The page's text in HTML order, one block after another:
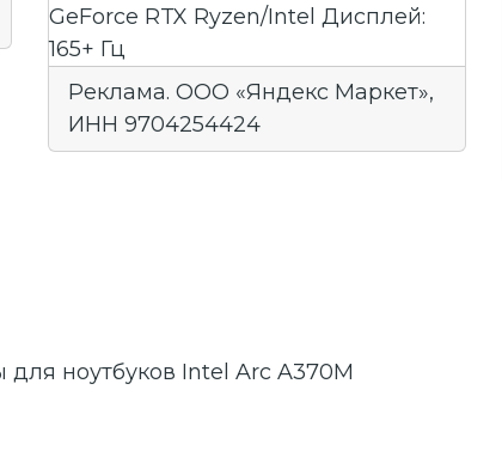
GeForce RTX Ryzen/Intel Дисплей:
165+ Гц
Реклама. ООО «Яндекс Маркет»,
ИНН 9704254424